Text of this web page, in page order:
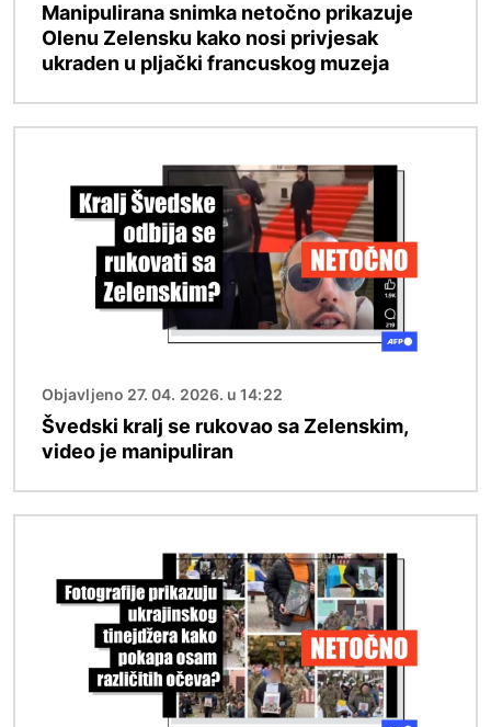
Manipulirana snimka netočno prikazuje
Olenu Zelensku kako nosi privjesak
ukraden u pljački francuskog muzeja
Objavljeno 27. 04. 2026. u 14:22
Švedski kralj se rukovao sa Zelenskim,
video je manipuliran